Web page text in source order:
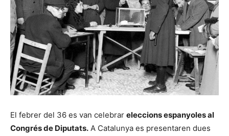
El febrer del 36 es van celebrar eleccions espanyoles al
Congrés de Diputats. A Catalunya es presentaren dues